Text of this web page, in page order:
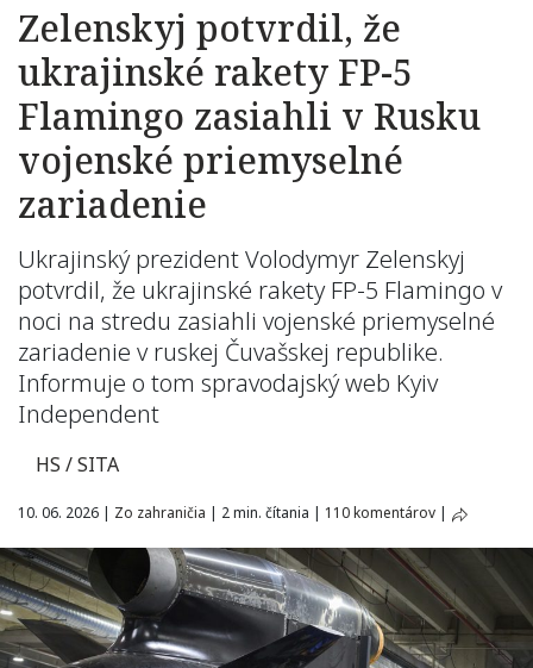
Zelenskyj potvrdil, že
ukrajinské rakety FP-5
Flamingo zasiahli v Rusku
vojenské priemyselné
zariadenie
Ukrajinský prezident Volodymyr Zelenskyj
potvrdil, že ukrajinské rakety FP-5 Flamingo v
noci na stredu zasiahli vojenské priemyselné
zariadenie v ruskej Čuvašskej republike.
Informuje o tom spravodajský web Kyiv
Independent
HS / SITA
10. 06. 2026 | Zo zahraničia | 2 min. čítania | 110 komentárov |